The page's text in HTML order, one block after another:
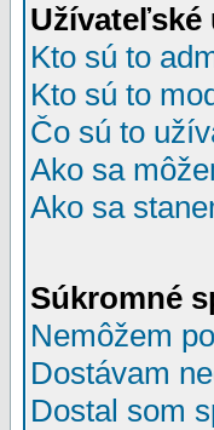
Užívateľské
Kto sú to
Kto sú to
Čo sú to
Ako sa
Ako sa
Súkromné
Nemôžem
Dostávam
Dostal som